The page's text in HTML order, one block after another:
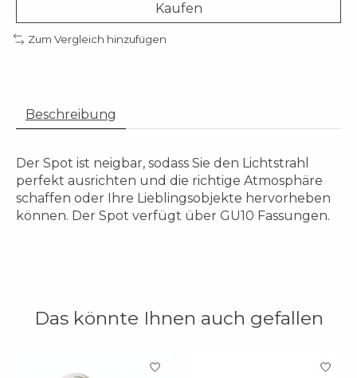
Kaufen
Zum Vergleich hinzufügen
Beschreibung
Der Spot ist neigbar, sodass Sie den Lichtstrahl
perfekt ausrichten und die richtige Atmosphäre
schaffen oder Ihre Lieblingsobjekte hervorheben
können. Der Spot verfügt über GU10 Fassungen.
Das könnte Ihnen auch gefallen
Produkt-Karussell-Artikel